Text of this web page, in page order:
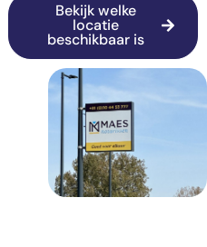
Bekijk welke
locatie
beschikbaar is